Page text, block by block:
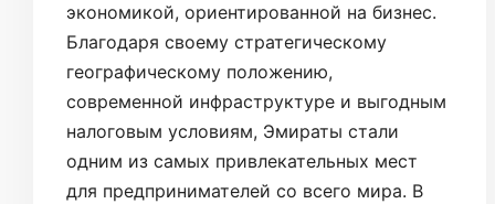
экономикой, ориентированной на бизнес.
Благодаря своему стратегическому
географическому положению,
современной инфраструктуре и выгодным
налоговым условиям, Эмираты стали
одним из самых привлекательных мест
для предпринимателей со всего мира. В